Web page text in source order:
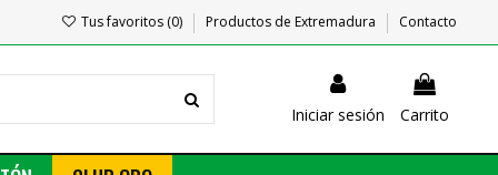
Tus favoritos (0) Productos de Extremadura Contacto
Iniciar sesión Carrito